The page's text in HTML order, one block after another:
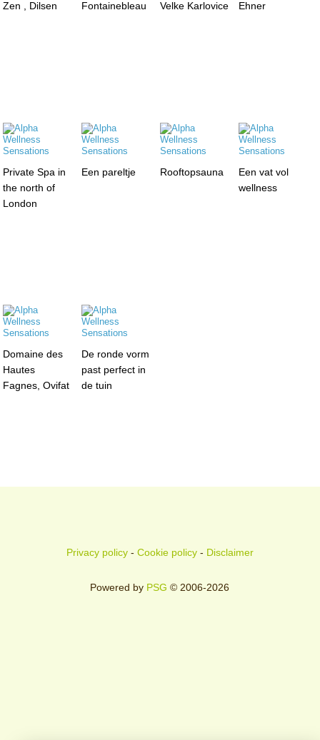
Zen , Dilsen
Fontainebleau
Velke Karlovice
Ehner
Private Spa in
the north of
London
Een pareltje Rooftopsauna
Een vat vol
wellness
Domaine des
Hautes
Fagnes, Ovifat
De ronde vorm
past perfect in
de tuin
Privacy policy- Cookie policy- Disclaimer
Powered by PSG © 2006-2026